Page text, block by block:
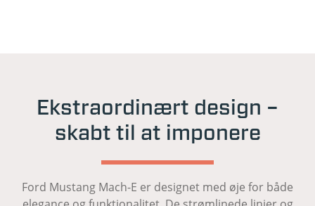
Ekstraordinært design –
skabt til at imponere
Ford Mustang Mach-E er designet med øje for både